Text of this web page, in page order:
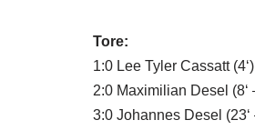
Tore:
1:0 Lee Tyler Cassatt (4‘)
2:0 Maximilian Desel
3:0 Johannes Desel